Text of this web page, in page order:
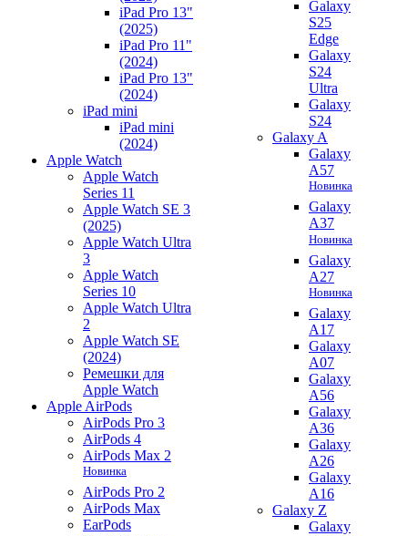
iPad Pro 13"
(2025)
iPad Pro 11"
(2024)
iPad Pro 13"
(2024)
iPad mini
iPad mini
(2024)
Apple Watch
Apple Watch
Series 11
Apple Watch SE 3
(2025)
Apple Watch Ultra
3
Apple Watch
Series 10
Apple Watch Ultra
2
Apple Watch SE
(2024)
Ремешки для
Apple Watch
Apple AirPods
AirPods Pro 3
AirPods 4
AirPods Max 2
Новинка
AirPods Pro 2
AirPods Max
EarPods
Galaxy
S25
Edge
Galaxy
S24
Ultra
Galaxy
S24
Galaxy A
Galaxy
A57
Новинка
Galaxy
A37
Новинка
Galaxy
A27
Новинка
Galaxy
A17
Galaxy
A07
Galaxy
A56
Galaxy
A36
Galaxy
A26
Galaxy
A16
Galaxy Z
Galaxy